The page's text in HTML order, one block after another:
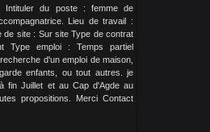
du poste : femme de
Lieu de travail :
de site : Sur site Type de contrat
Type emploi : Temps partiel
d'un emploi de maison,
enfants, ou tout autres. je
fin Juillet et au Cap d'Agde au
propositions. Merci Contact